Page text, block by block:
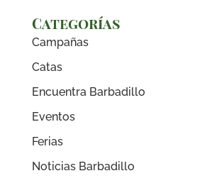
Categorías
Campañas
Catas
Encuentra Barbadillo
Eventos
Ferias
Noticias Barbadillo